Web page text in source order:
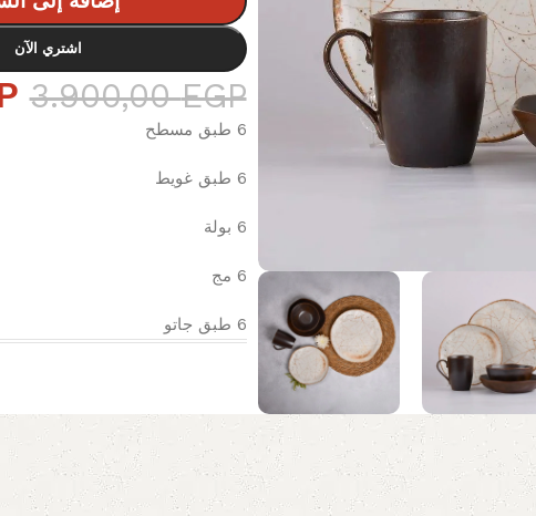
اشتري الآن
3.900,00EGP
6 طبق مسطح
6 طبق غويط
6 بولة
6 مج
6 طبق جاتو